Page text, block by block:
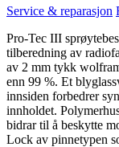
Service & reparasjon
Pro-Tec III
tilberedning av
av 2 mm tykk
enn 99 %. Et
innsiden forbedrer
innholdet.
bidrar til å beskytte
Lock av pinnetypen